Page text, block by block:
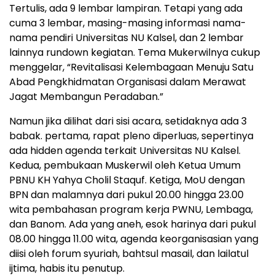
Tertulis, ada 9 lembar lampiran. Tetapi yang ada
cuma 3 lembar, masing-masing informasi nama-
nama pendiri Universitas NU Kalsel, dan 2 lembar
lainnya rundown kegiatan. Tema Mukerwilnya cukup
menggelar, “Revitalisasi Kelembagaan Menuju Satu
Abad Pengkhidmatan Organisasi dalam Merawat
Jagat Membangun Peradaban.”
Namun jika dilihat dari sisi acara, setidaknya ada 3
babak. pertama, rapat pleno diperluas, sepertinya
ada hidden agenda terkait Universitas NU Kalsel.
Kedua, pembukaan Muskerwil oleh Ketua Umum
PBNU KH Yahya Cholil Staquf. Ketiga, MoU dengan
BPN dan malamnya dari pukul 20.00 hingga 23.00
wita pembahasan program kerja PWNU, Lembaga,
dan Banom. Ada yang aneh, esok harinya dari pukul
08.00 hingga 11.00 wita, agenda keorganisasian yang
diisi oleh forum syuriah, bahtsul masail, dan lailatul
ijtima, habis itu penutup.